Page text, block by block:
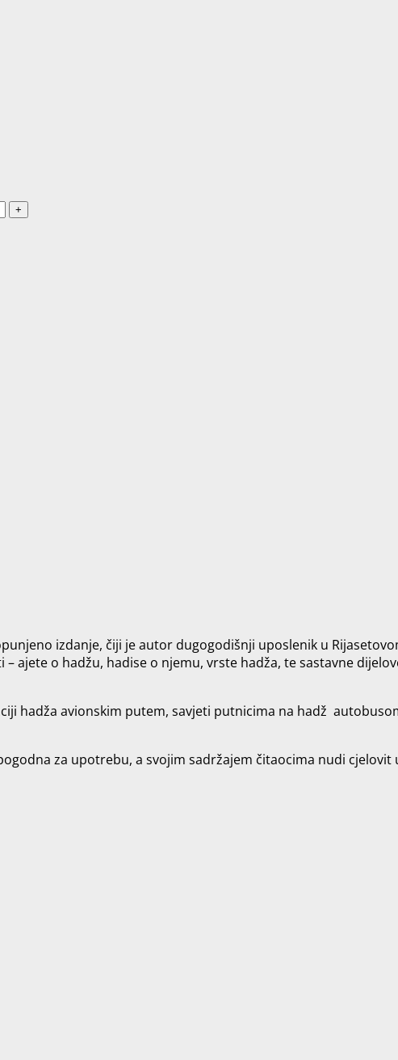
izdanje, čiji je autor dugogodišnji uposlenik u
ajete o hadžu, hadise o njemu, vrste hadža, te sastavne
hadža avionskim putem, savjeti putnicima na hadž
za upotrebu, a svojim sadržajem čitaocima nudi